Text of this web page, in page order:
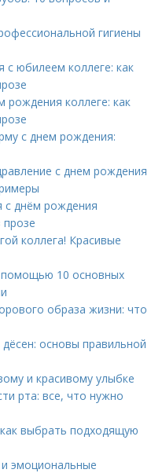
гигиены
с юбилеем коллеге: как
коллеге: как
с днем рождения:
с днем рождения
с днём рождения
прозе
коллега! Красивые
помощью 10 основных
образа жизни: что
основы правильной
и красивому улыбке
рта: все, что нужно
выбрать подходящую
эмоциональные